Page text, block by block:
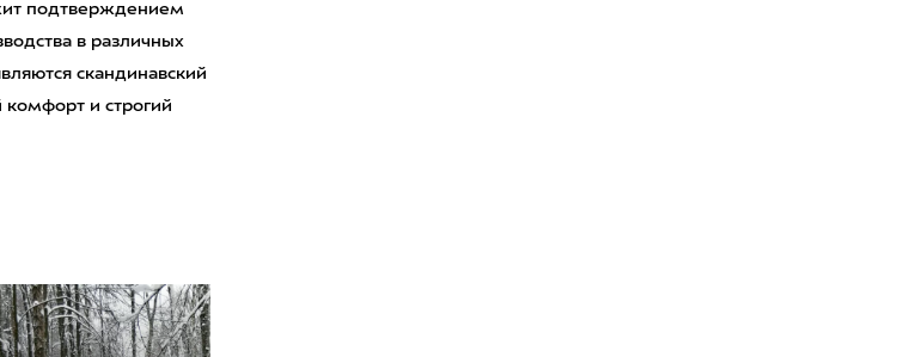
подтверждением
в различных
скандинавский
комфорт и строгий